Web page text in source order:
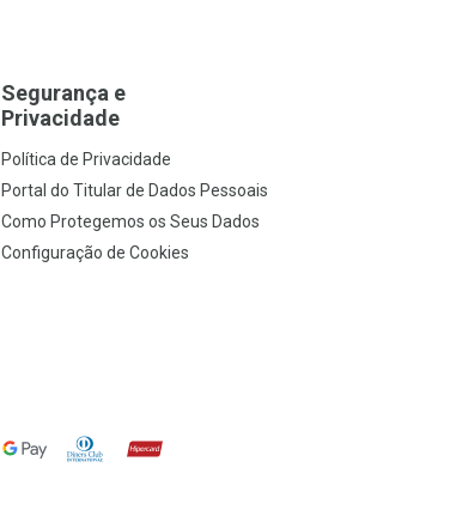
Segurança e
Privacidade
Política de Privacidade
Portal do Titular de Dados Pessoais
Como Protegemos os Seus Dados
Configuração de Cookies
Google PayDiners ClubHipercard